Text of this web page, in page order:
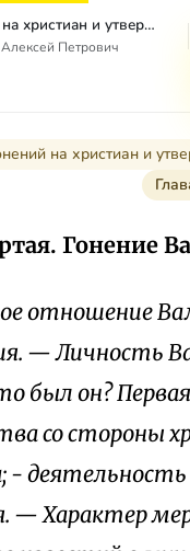
Эпоха гонений на христиан и утверждение христианства в греко-римском мире при Константине Великом
Петрович
на христиан и
Гонение
отношение
— Личность
был он?
со стороны
-
— Характер